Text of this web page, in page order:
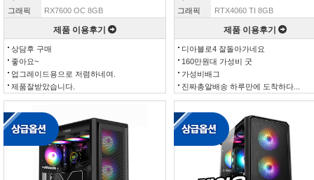
그래픽
RX7600 OC 8GB
제품 이용후기
상담후 구매
좋아요~
업그레이드용으로 저렴하네여.
제품잘받았습니다.
그래픽
RTX4060 TI 8GB
제품 이용후기
디아블로4 잘돌아가네요
160만원대 가성비 굿
가성비배그
진짜총알배송 하루만에 도착하다...